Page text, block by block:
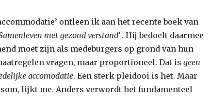
ontleen ik aan het recente boek van
met gezond verstand’. Hij bedoelt daarmee
moet zijn als medeburgers op grond van hun
vragen, maar proportioneel. Dat is geen
accomodatie. Een sterk pleidooi is het. Maar
lijkt me. Anders verwordt het fundamenteel